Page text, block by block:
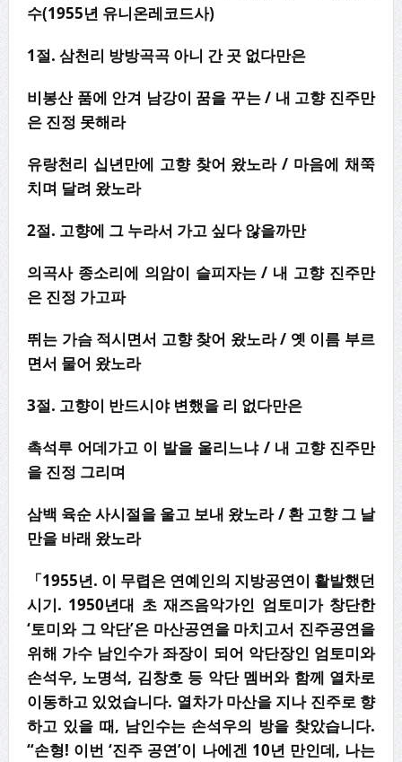
수(1955년 유니온레코드사)
1절. 삼천리 방방곡곡 아니 간 곳 없다만은
비봉산 품에 안겨 남강이 꿈을 꾸는/ 내 고향 진주만
은 진정 못해라
유랑천리 십년만에 고향 찾어 왔노라/ 마음에 채쭉
치며 달려 왔노라
2절. 고향에 그 누라서 가고 싶다 않을까만
의곡사 종소리에 의암이 슬피자는/ 내 고향 진주만
은 진정 가고파
뛰는 가슴 적시면서 고향 찾어 왔노라/ 옛 이름 부르
면서 물어 왔노라
3절. 고향이 반드시야 변했을 리 없다만은
촉석루 어데가고 이 발을 울리느냐 / 내 고향 진주만
을 진정 그리며
삼백 육순 사시절을 울고 보내 왔노라/ 환 고향 그 날
만을 바래 왔노라
「1955년. 이 무렵은 연예인의 지방공연이 활발했던
시기. 1950년대 초 재즈음악가인 엄토미가 창단한
‘토미와 그 악단’은 마산공연을 마치고서 진주공연을
위해 가수 남인수가 좌장이 되어 악단장인 엄토미와
손석우, 노명석, 김창호 등 악단 멤버와 함께 열차로
이동하고 있었습니다. 열차가 마산을 지나 진주로 향
하고 있을 때, 남인수는 손석우의 방을 찾았습니다.
“손형! 이번 ‘진주 공연’이 나에겐 10년 만인데, 나는